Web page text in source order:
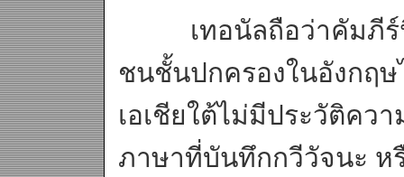
เทอนัลถือว่าคัมภีร์นี้
ชนชั้นปกครองในอังกฤ
เอเชียใต้ไม่มีประวัติคว
ภาษาที่บันทึกกวีวัจนะ ห